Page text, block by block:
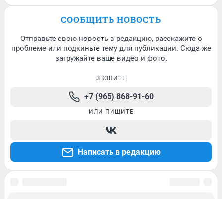
СООБЩИТЬ НОВОСТЬ
Отправьте свою новость в редакцию, расскажите о
проблеме или подкиньте тему для публикации. Сюда же
загружайте ваше видео и фото.
ЗВОНИТЕ
+7 (965) 868-91-60
ИЛИ ПИШИТЕ
Написать в редакцию